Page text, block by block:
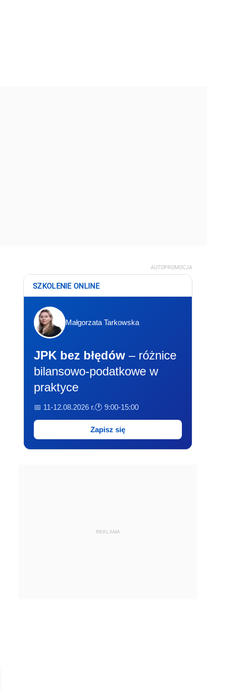
AUTOPROMOCJA
SZKOLENIE ONLINE
Małgorzata Tarkowska
JPK bez błędów – różnice
bilansowo-podatkowe w
praktyce
📅 11-12.08.2026 r.🕐 9:00-15:00
Zapisz się
REKLAMA